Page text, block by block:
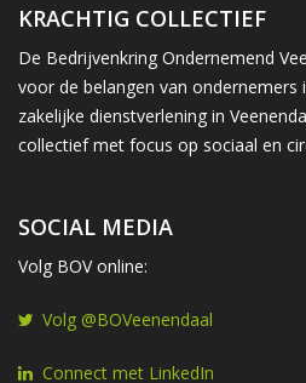
KRACHTIG COLLECTIEF
De Bedrijvenkring Ondernemend
voor de belangen van ondernemers
zakelijke dienstverlening in
collectief met focus op sociaal en
SOCIAL MEDIA
Volg BOV online:
Volg @BOVeenendaal
Connect met LinkedIn